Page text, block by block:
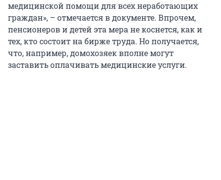
медицинской помощи для всех неработающих
граждан», – отмечается в документе. Впрочем,
пенсионеров и детей эта мера не коснется, как и
тех, кто состоит на бирже труда. Но получается,
что, например, домохозяек вполне могут
заставить оплачивать медицинские услуги.